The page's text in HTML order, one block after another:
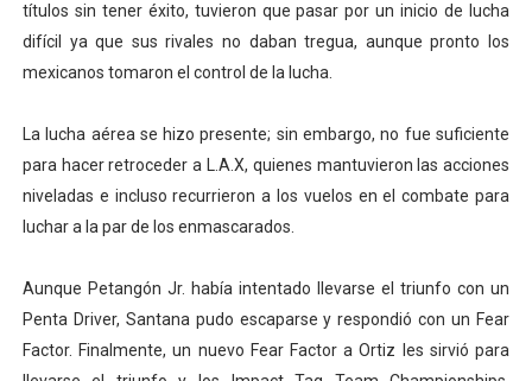
Mundial de Fórmula 1 2026 - Lando Norris consigue
Campeonato de Europa de high diving 2026 (París,
títulos sin tener éxito, tuvieron que pasar por un inicio de lucha
difícil ya que sus rivales no daban tregua, aunque pronto los
mexicanos tomaron el control de la lucha.
La lucha aérea se hizo presente; sin embargo, no fue suficiente
para hacer retroceder a L.A.X, quienes mantuvieron las acciones
niveladas e incluso recurrieron a los vuelos en el combate para
luchar a la par de los enmascarados.
Aunque Petangón Jr. había intentado llevarse el triunfo con un
Penta Driver, Santana pudo escaparse y respondió con un Fear
Factor. Finalmente, un nuevo Fear Factor a Ortiz les sirvió para